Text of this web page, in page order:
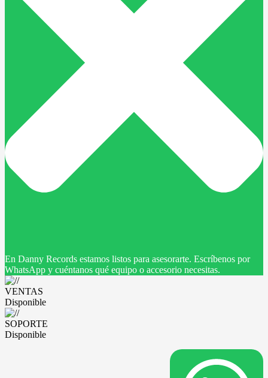
En Danny Records estamos listos para asesorarte. Escríbenos por
WhatsApp y cuéntanos qué equipo o accesorio necesitas.
VENTAS
Disponible
SOPORTE
Disponible